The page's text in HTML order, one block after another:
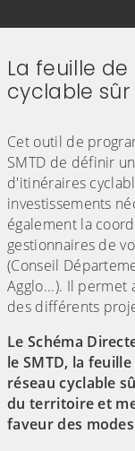
La feuille
cyclable
Cet outil de
SMTD de définir
d'itinéraires
investissements
également la
gestionnaires de
(Conseil
Agglo...). Il permet
des différents
Le Schéma
le SMTD, la
réseau cyclable
du territoire et
faveur des